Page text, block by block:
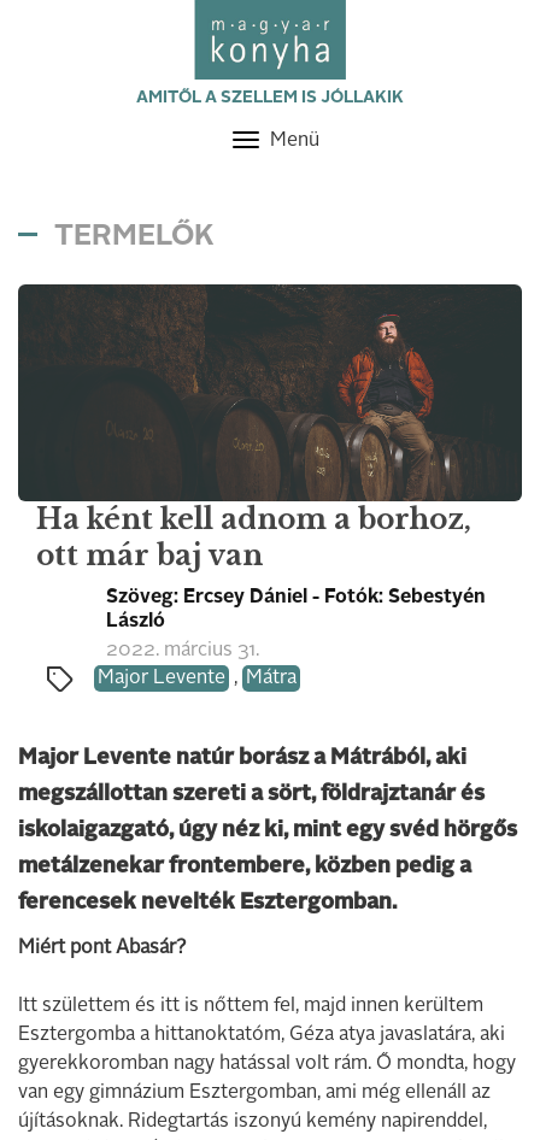
AMITŐL A SZELLEM IS JÓLLAKIK
Toggle
Menü
TERMELŐK
Ha ként kell adnom a borhoz,
ott már baj van
Szöveg: Ercsey Dániel - Fotók: Sebestyén
László
2022. március 31.
Major Levente , Mátra
Major Levente natúr borász a Mátrából, aki
megszállottan szereti a sört, földrajztanár és
iskolaigazgató, úgy néz ki, mint egy svéd hörgős
metálzenekar frontembere, közben pedig a
ferencesek nevelték Esztergomban.
Miért pont Abasár?
Itt születtem és itt is nőttem fel, majd innen kerültem
Esztergomba a hittanoktatóm, Géza atya javaslatára, aki
gyerekkoromban nagy hatással volt rám. Ő mondta, hogy
van egy gimnázium Esztergomban, ami még ellenáll az
újításoknak. Ridegtartás iszonyú kemény napirenddel,